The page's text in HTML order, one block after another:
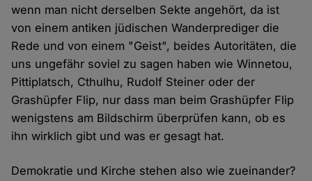
wenn man nicht derselben Sekte angehört, da ist
von einem antiken jüdischen Wanderprediger die
Rede und von einem "Geist", beides Autoritäten, die
uns ungefähr soviel zu sagen haben wie Winnetou,
Pittiplatsch, Cthulhu, Rudolf Steiner oder der
Grashüpfer Flip, nur dass man beim Grashüpfer Flip
wenigstens am Bildschirm überprüfen kann, ob es
ihn wirklich gibt und was er gesagt hat.
Demokratie und Kirche stehen also wie zueinander?